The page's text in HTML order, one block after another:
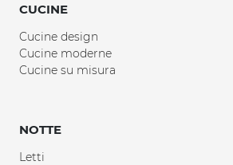
CUCINE
Cucine design
Cucine moderne
Cucine su misura
NOTTE
Letti